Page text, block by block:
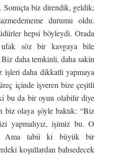
Sonuçta biz direndik, geldik;
durumu oldu.
hepsi böyleydi. Orada
ufak söz bir kavgaya bile
daha temkinli, daha sakin
işleri daha dikkatli yapmaya
içinde işveren bize çeşitli
bu da bir oyun olabilir diye
biz olaya şöyle baktık: “Biz
yapmalıyız, işimiz bu. O
Ama tabii ki büyük bir
koşullardan bahsedecek